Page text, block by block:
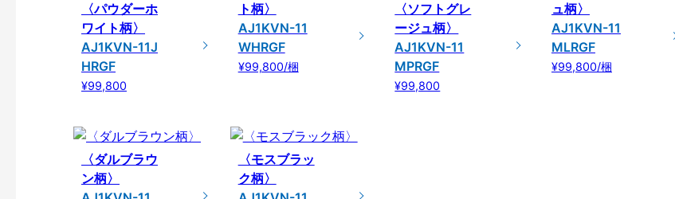
〈パウダーホ
ワイト柄〉
AJ1KVN-11J
HRGF
¥99,800
ト柄〉
AJ1KVN-11
WHRGF
¥99,800/梱
〈ソフトグレ
ージュ柄〉
AJ1KVN-11
MPRGF
¥99,800
ュ柄〉
AJ1KVN-11
MLRGF
¥99,800/梱
〈ダルブラウ
ン柄〉
〈モスブラッ
ク柄〉